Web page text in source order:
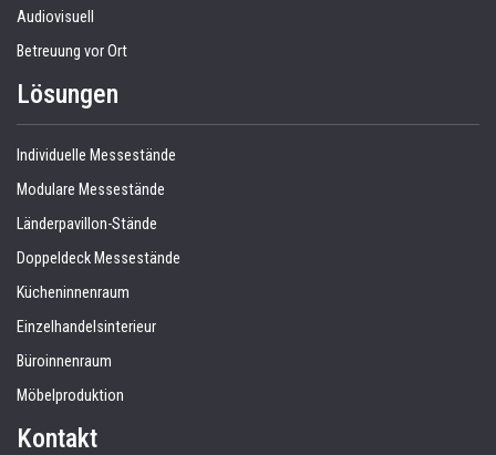
Audiovisuell
Betreuung vor Ort
Lösungen
Individuelle Messestände
Modulare Messestände
Länderpavillon-Stände
Doppeldeck Messestände
Kücheninnenraum
Einzelhandelsinterieur
Büroinnenraum
Möbelproduktion
Kontakt